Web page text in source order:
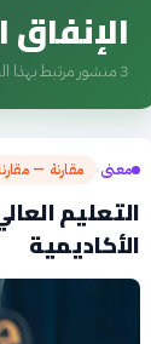
3 منشور مرتبط بهذا
معنى› مقارنة —
التعليم
الأكاديمية